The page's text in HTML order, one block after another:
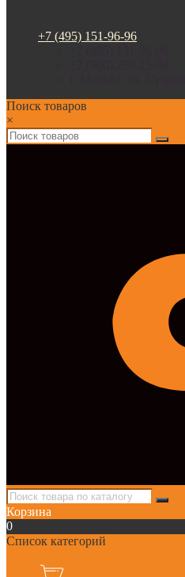
+7 (495) 151-96-96
Поиск товаров
×
Корзина
0
Список категорий